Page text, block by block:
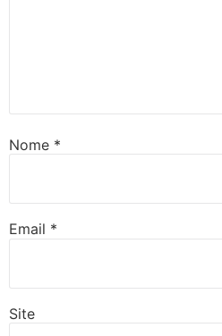
Nome *
Email *
Site